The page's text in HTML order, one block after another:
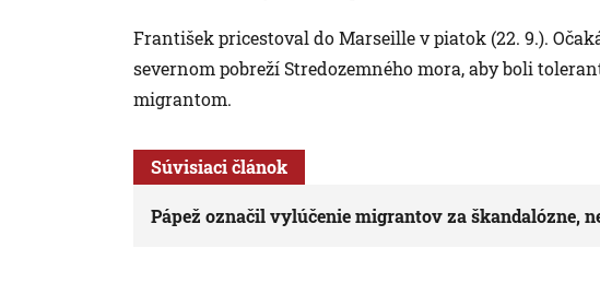
František pricestoval do Marseille v piatok (22. 9.).
severnom pobreží Stredozemného mora, aby boli
migrantom.
Súvisiaci článok
Pápež označil vylúčenie migrantov za škandalózne,